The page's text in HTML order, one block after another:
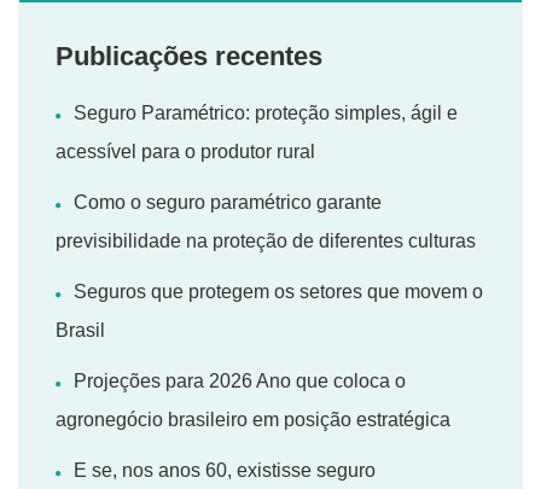
Publicações recentes
Seguro Paramétrico: proteção simples, ágil e
acessível para o produtor rural
Como o seguro paramétrico garante
previsibilidade na proteção de diferentes culturas
Seguros que protegem os setores que movem o
Brasil
Projeções para 2026 Ano que coloca o
agronegócio brasileiro em posição estratégica
E se, nos anos 60, existisse seguro